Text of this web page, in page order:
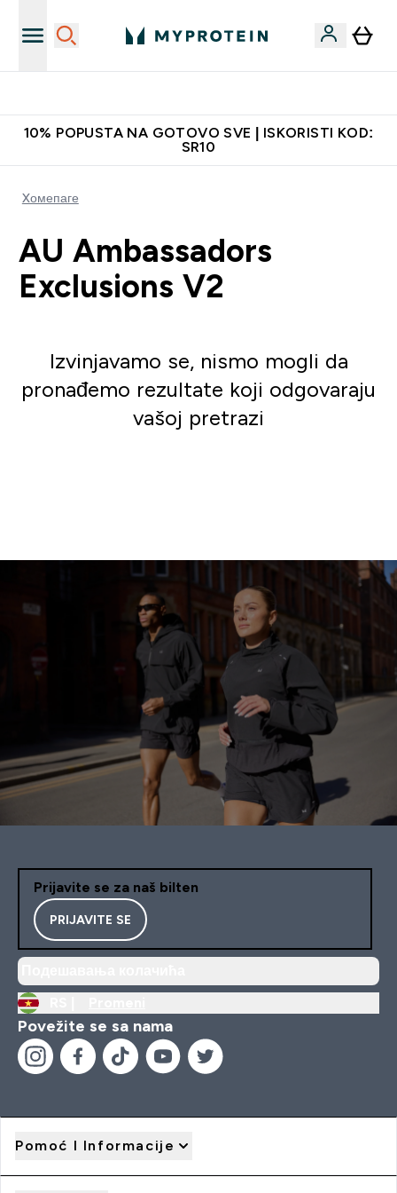
10% POPUSTA NA GOTOVO SVE | ISKORISTI KOD:
SR10
Xомепаге
AU Ambassadors
Exclusions V2
Izvinjavamo se, nismo mogli da
pronađemo rezultate koji odgovaraju
vašoj pretrazi
Prijavite se za naš bilten
PRIJAVITE SE
Povežite se sa nama
Pomoć I Informacije